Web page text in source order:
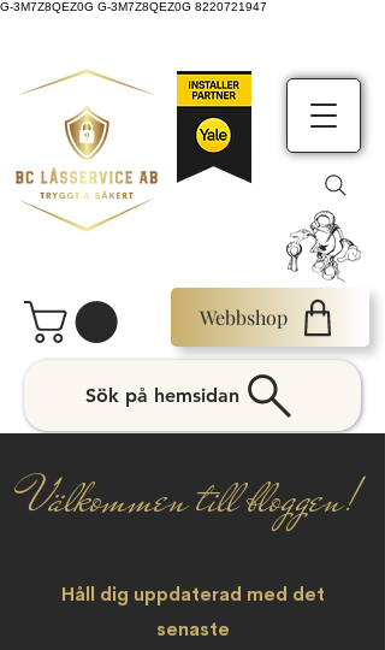
G-3M7Z8QEZ0G G-3M7Z8QEZ0G 8220721947
Webbshop
Sök på hemsidan
Välkommen till bloggen!
Håll dig uppdaterad med det
senaste